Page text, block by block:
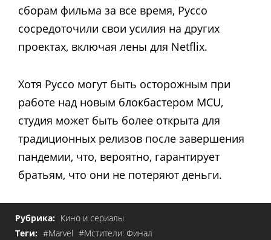
сборам фильма за все время, Руссо
сосредоточили свои усилия на других
проектах, включая лены для Netflix.
Хотя Руссо могут быть осторожным при
работе над новым блокбастером MCU,
студия может быть более открыта для
традиционных релизов после завершения
пандемии, что, вероятно, гарантирует
братьям, что они не потеряют деньги.
Рубрика: Кино и сериалы
Теги: #Marvel #Мстители: Финал